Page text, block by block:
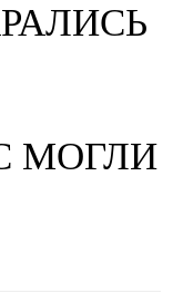
МОГЛИ